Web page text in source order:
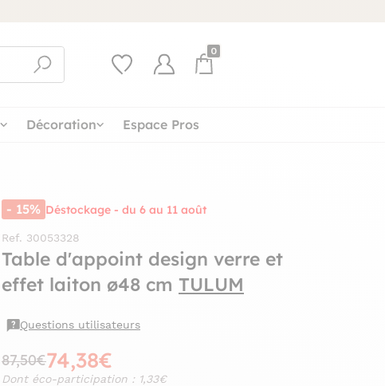
0
Décoration Espace Pros
- 15% Déstockage - du 6 au 11 août
Ref. 30053328
Table d'appoint design verre et
effet laiton ø48 cm TULUM
Questions utilisateurs
87,50€74,38€
Dont éco-participation : 1,33€